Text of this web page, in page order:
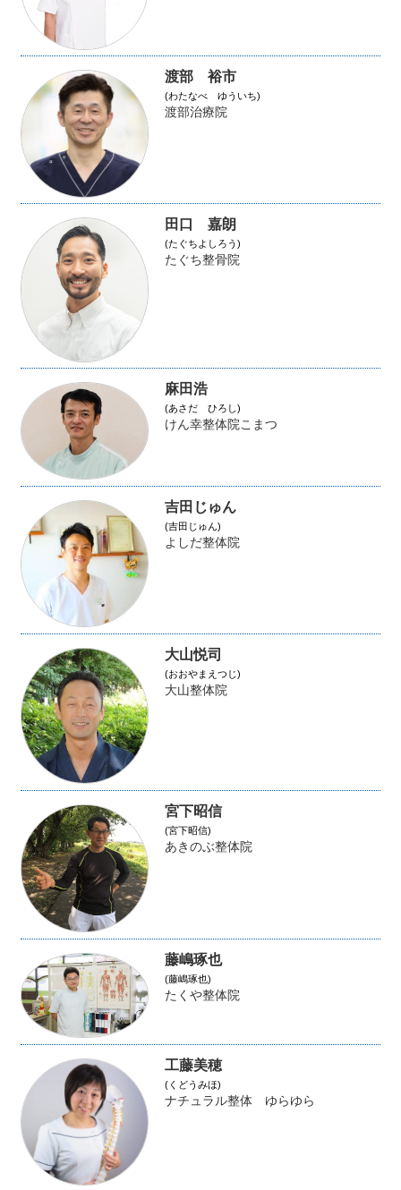
渡部 裕市
(わたなべ ゆういち)
渡部治療院
田口 嘉朗
(たぐちよしろう)
たぐち整骨院
麻田浩
(あさだ ひろし)
けん幸整体院こまつ
吉田じゅん
(吉田じゅん)
よしだ整体院
大山悦司
(おおやまえつじ)
大山整体院
宮下昭信
(宮下昭信)
あきのぶ整体院
藤嶋琢也
(藤嶋琢也)
たくや整体院
工藤美穂
(くどうみほ)
ナチュラル整体 ゆらゆら